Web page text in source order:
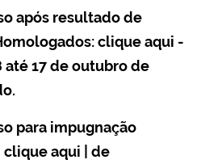
após resultado de
clique aqui -
até 17 de outubro de
para impugnação
clique aqui | de